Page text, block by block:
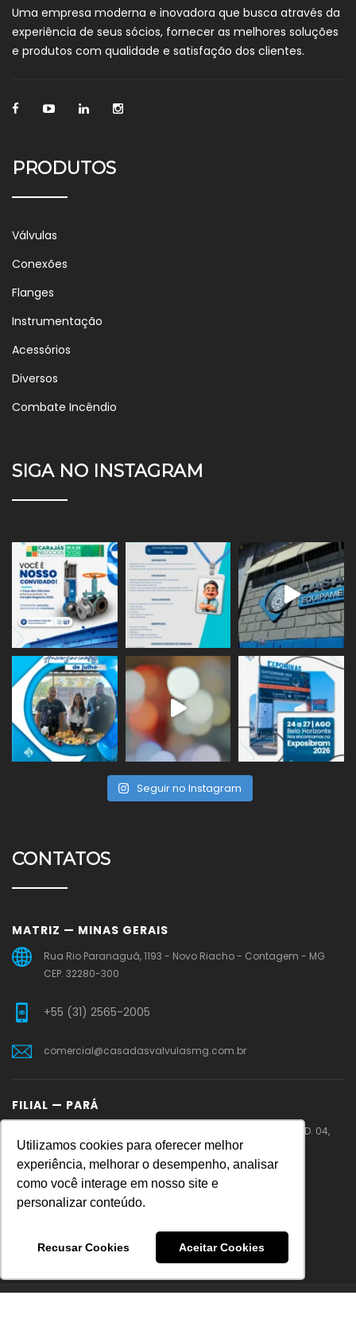
Utilizamos cookies para oferecer melhor
experiência, melhorar o desempenho, analisar
como você interage em nosso site e
personalizar conteúdo.
Recusar Cookies Aceitar Cookies
Uma empresa moderna e inovadora que busca através da
experiência de seus sócios, fornecer as melhores soluções
e produtos com qualidade e satisfação dos clientes.
PRODUTOS
Válvulas
Conexões
Flanges
Instrumentação
Acessórios
Diversos
Combate Incêndio
SIGA NO INSTAGRAM
Seguir no Instagram
CONTATOS
MATRIZ — MINAS GERAIS
Rua Rio Paranaguá, 1193 - Novo Riacho - Contagem - MG
CEP. 32280-300
+55 (31) 2565-2005
comercial@casadasvalvulasmg.com.br
FILIAL — PARÁ
PA 275 – Rodovia Faisal Salmen – Cidade Jardim – QD. 04,
LT.11 – Parauapebas – PA
+55 (31) 99219-0086